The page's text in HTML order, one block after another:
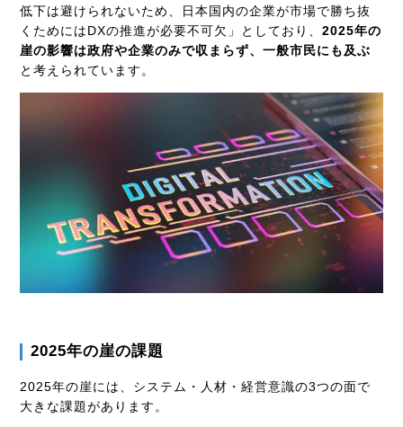
低下は避けられないため、日本国内の企業が市場で勝ち抜
くためにはDXの推進が必要不可欠」としており、2025年の
崖の影響は政府や企業のみで収まらず、一般市民にも及ぶ
と考えられています。
2025年の崖の課題
2025年の崖には、システム・人材・経営意識の3つの面で
大きな課題があります。